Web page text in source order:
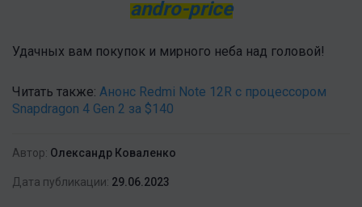
andro-price
Удачных вам покупок и мирного неба над головой!
Читать также: Анонс Redmi Note 12R с процессором
Snapdragon 4 Gen 2 за $140
Автор: Олександр Коваленко
Дата публикации: 29.06.2023